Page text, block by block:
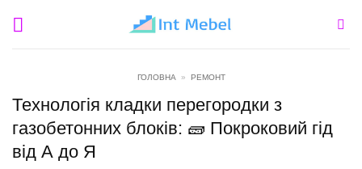
ГОЛОВНА » РЕМОНТ
Технологія кладки перегородки з
газобетонних блоків: 🧱 Покроковий гід
від А до Я